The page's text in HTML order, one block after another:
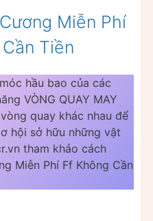
Miễn Phí
Tiền
hầu bao của các
VÒNG QUAY MAY
quay khác nhau để
hội sở hữu những vật
tham khảo cách
Miễn Phí Ff Không Cần